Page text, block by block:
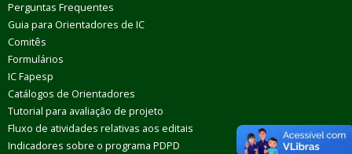
Perguntas Frequentes
Guia para Orientadores de IC
Comitês
Formulários
IC Fapesp
Catálogos de Orientadores
Tutorial para avaliação de projeto
Fluxo de atividades relativas aos editais
Indicadores sobre o programa PDPD